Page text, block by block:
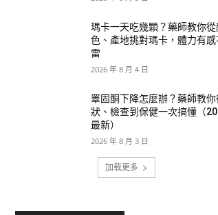
瑪卡一天吃幾顆？藥師教你從
色、產地挑對瑪卡，體力有感
雷
2026 年 8 月 4 日
睪固酮下降怎麼辦？藥師教你
狀、檢查到保健一次搞懂（
最新）
2026 年 8 月 3 日
加载更多